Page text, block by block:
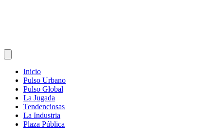
Inicio
Pulso Urbano
Pulso Global
La Jugada
Tendenciosas
La Industria
Plaza Pública